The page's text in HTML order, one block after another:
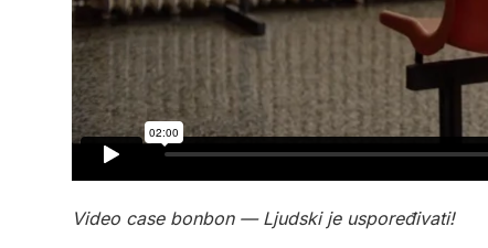
Video case bonbon — Ljudski je uspoređivati!